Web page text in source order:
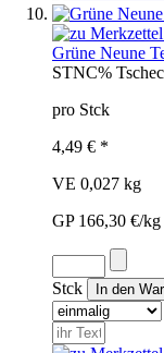
Grüne Neune
STNC%
pro Stck
4,49 € *
VE 0,027 kg
GP 166,30 €/kg
Stck